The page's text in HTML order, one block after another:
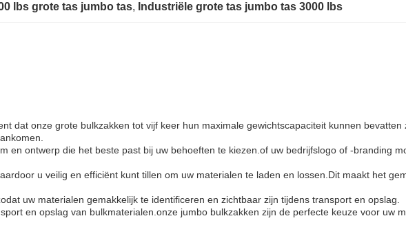
lbs grote tas jumbo tas, Industriële grote tas jumbo tas 3000 lbs
dat onze grote bulkzakken tot vijf keer hun maximale gewichtscapaciteit kunnen
en ontwerp die het beste past bij uw behoeften te kiezen.of uw bedrijfslogo of -branding
u veilig en efficiënt kunt tillen om uw materialen te laden en lossen.Dit maakt het
uw materialen gemakkelijk te identificeren en zichtbaar zijn tijdens transport en opslag.
en opslag van bulkmaterialen.onze jumbo bulkzakken zijn de perfecte keuze voor uw